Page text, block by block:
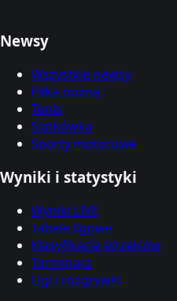
Newsy
Wszystkie newsy
Piłka nożna
Tenis
Siatkówka
Sporty motorowe
Wyniki i statystyki
Wyniki LIVE
Tabele ligowe
Klasyfikacja strzelców
Terminarz
Ligi i rozgrywki